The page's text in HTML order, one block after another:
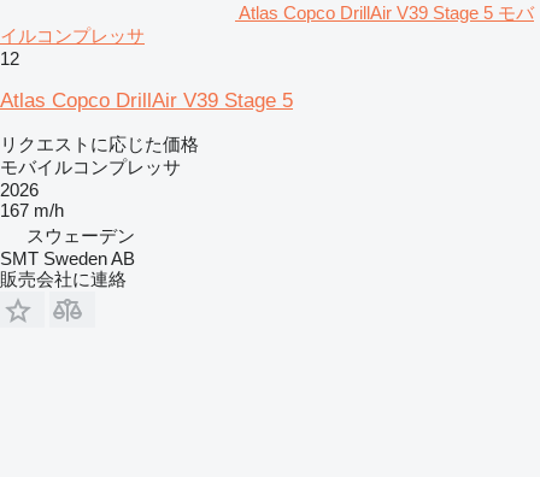
Atlas Copco DrillAir V39 Stage 5 モバ
イルコンプレッサ
12
Atlas Copco DrillAir V39 Stage 5
リクエストに応じた価格
モバイルコンプレッサ
2026
167 m/h
スウェーデン
SMT Sweden AB
販売会社に連絡